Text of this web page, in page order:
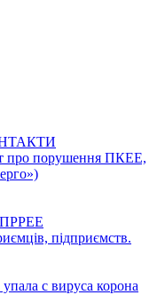
порушення ПКЕЕ,
підприємств.
с вируса корона